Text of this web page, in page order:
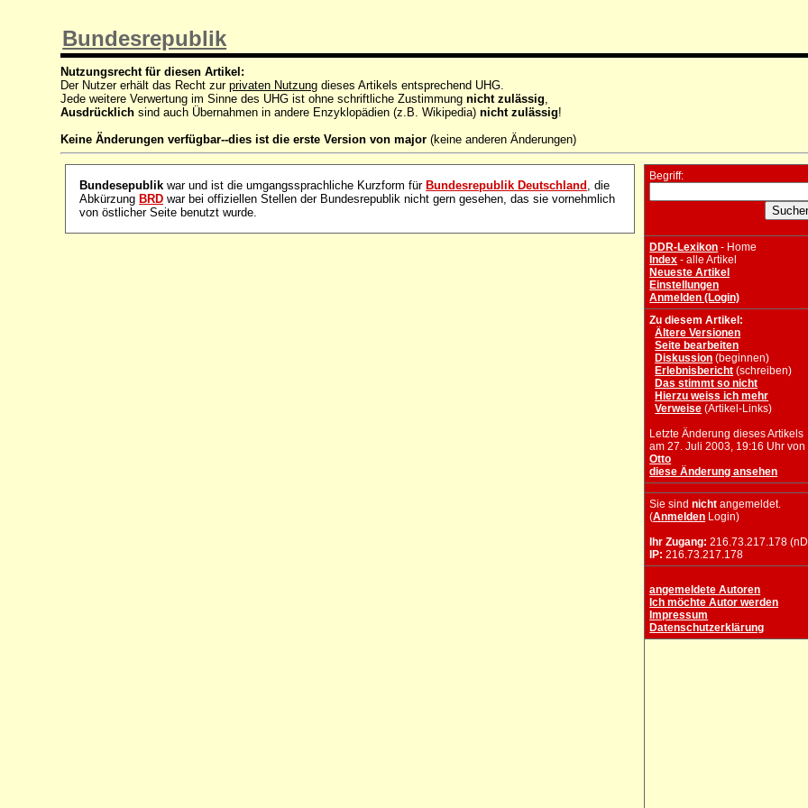
Bundesrepublik
Nutzungsrecht für diesen Artikel:
Der Nutzer erhält das Recht zurprivaten Nutzung dieses Artikels entsprechend UHG.
Jede weitere Verwertung im Sinne des UHG ist ohne schriftliche Zustimmungnicht zulässig
Ausdrücklich sind auch Übernahmen in andere Enzyklopädien (z.B. Wikipedia)nicht zulässig!
Keine Änderungen verfügbar--dies ist die erste Version von major (keine anderen Änderungen)
Bundesepublik war und ist die umgangssprachliche Kurzform für Bundesrepublik Deutschland , die
Abkürzung BRD war bei offiziellen Stellen der Bundesrepublik nicht gern gesehen, das sie vornehmlich
von östlicher Seite benutzt wurde.
Begriff:
DDR-Lexikon - Home
Index - alle Artikel
Neueste Artikel
Einstellungen
Anmelden (Login)
Zu diesem Artikel:
Ältere Versionen
Seite bearbeiten
Diskussion (beginnen)
Erlebnisbericht (schreiben)
Das stimmt so nicht
Hierzu weiss ich mehr
Verweise (Artikel-Links)
Letzte Änderung dieses Artikels
am 27. Juli 2003, 19:16 Uhr von
Otto
diese Änderung ansehen
Sie sindnicht angemeldet.
(Anmelden Login)
Ihr Zugang: 216.73.217.178
IP: 216.73.217.178
angemeldete Autoren
Ich möchte Autor werden
Impressum
Datenschutzerklärung